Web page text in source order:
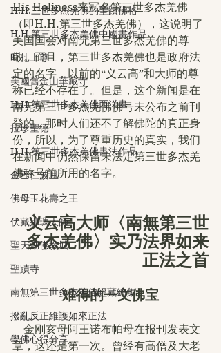
H.H.三世多杰羌佛的聖蹟佛格
H.H.第三世多杰羌佛中國畫作品
旺扎上尊
美國舊金山華藏寺
H.H.第三世多杰羌佛西洋畫
拉珍聖德
H.H.第三世多杰羌佛書法作品
金巴仁波且
佛母玉花壽之王
伏藏那瑪大師
聖天湖佛教城
聖蹟寺
南無第三世多杰羌佛經藏總集
撥亂反正維護如來正法
學佛心得分享
His Holiness来冠名第三世多杰羌佛
（即H.H.第三世多杰羌佛），这说明了
美国国会对南无第三世多杰羌佛的尊
敬。而且，第三世多杰羌佛也是政府法
定的名字，以前的“义云高”和大师的尊
称已经不存在了。但是，这个新闻是在
南无第三世多杰羌佛佛号未公布之前刊
登的，那时人们还不了解佛陀的真正身
份，所以，为了尊重历史的真实，我们
在新闻中仍然保留未法定第三世多杰羌
佛称号前所用的名字。
义云高大师〈南無第三世
多杰羌佛〉实乃法界如来
正法之首
难得的一文佛宝
金刚亥母阿王诺布帕母在报刊发表文
章，这还是第一次。曾经有高僧及大老